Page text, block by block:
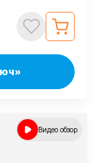
Видео обзор